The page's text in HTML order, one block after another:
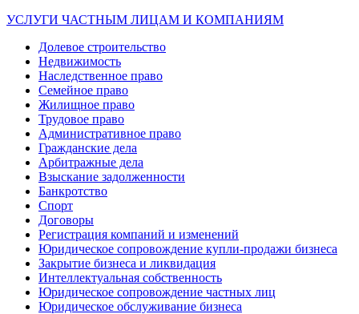
УСЛУГИ ЧАСТНЫМ ЛИЦАМ И КОМПАНИЯМ
Долевое строительство
Недвижимость
Наследственное право
Семейное право
Жилищное право
Трудовое право
Административное право
Гражданские дела
Арбитражные дела
Взыскание задолженности
Банкротство
Спорт
Договоры
Регистрация компаний и изменений
Юридическое сопровождение купли-продажи бизнеса
Закрытие бизнеса и ликвидация
Интеллектуальная собственность
Юридическое сопровождение частных лиц
Юридическое обслуживание бизнеса